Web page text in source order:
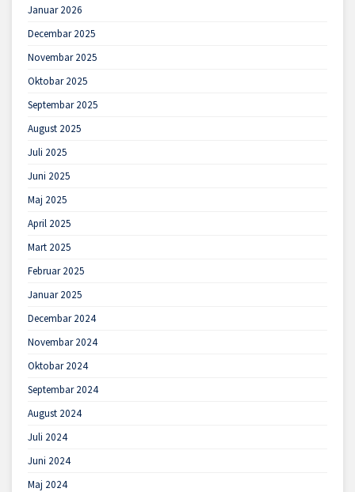
Januar 2026
Decembar 2025
Novembar 2025
Oktobar 2025
Septembar 2025
August 2025
Juli 2025
Juni 2025
Maj 2025
April 2025
Mart 2025
Februar 2025
Januar 2025
Decembar 2024
Novembar 2024
Oktobar 2024
Septembar 2024
August 2024
Juli 2024
Juni 2024
Maj 2024